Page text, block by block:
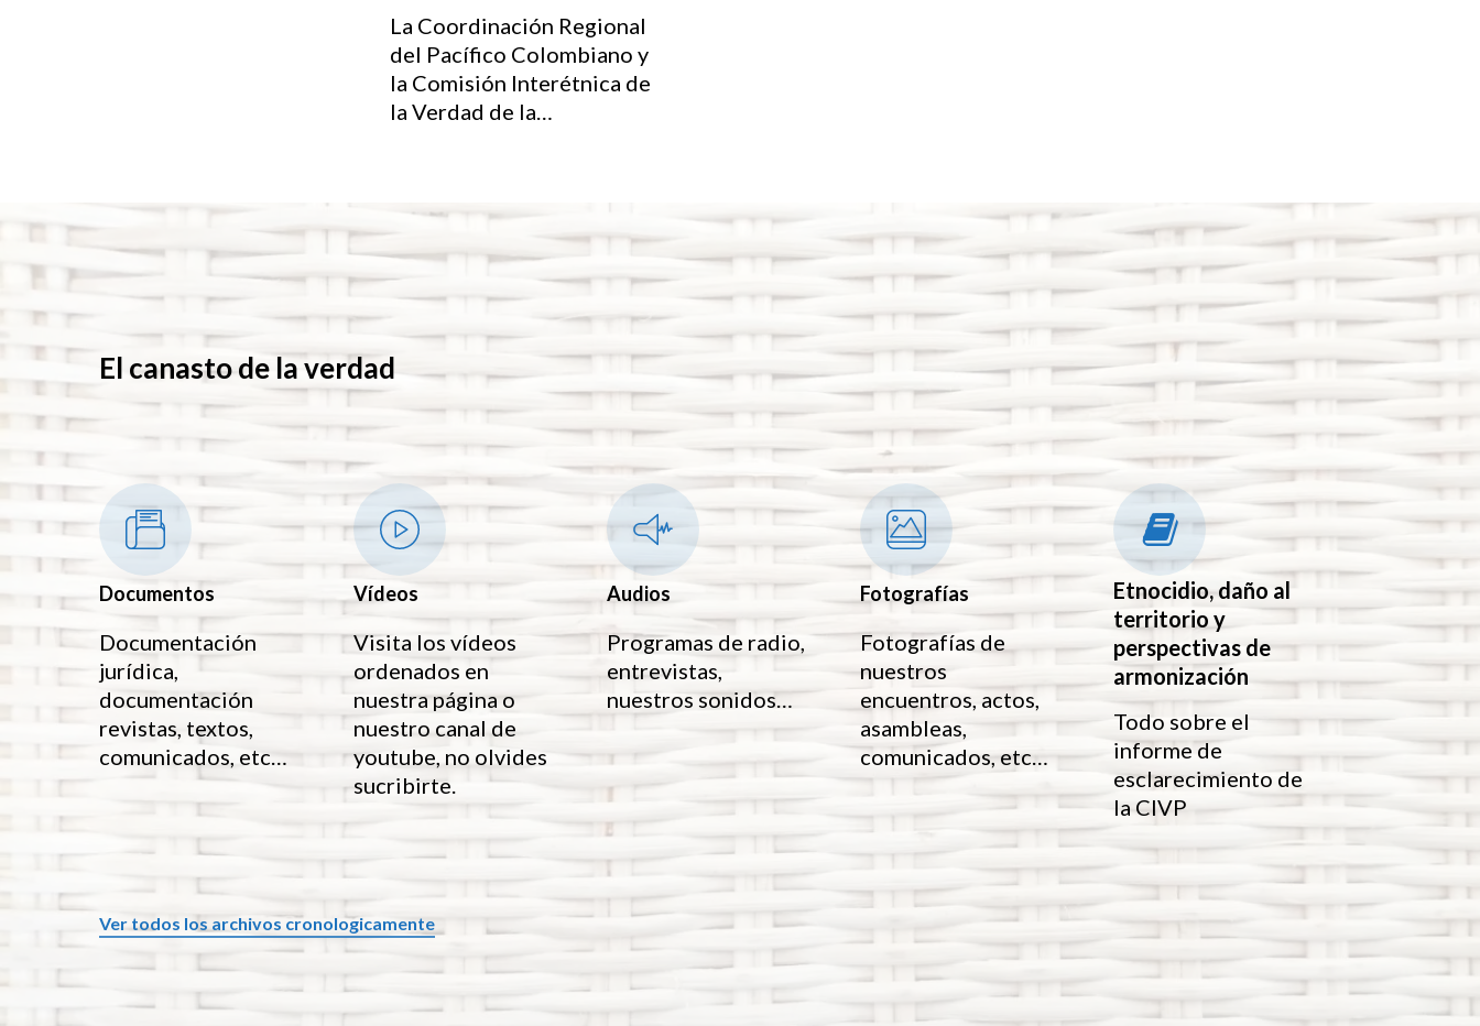
La Coordinación Regional
del Pacífico Colombiano y
la Comisión Interétnica de
la Verdad de la…
El canasto de la verdad
Documentos
Documentación
jurídica,
documentación
revistas, textos,
comunicados, etc…
Vídeos
Visita los vídeos
ordenados en
nuestra página o
nuestro canal de
youtube, no olvides
sucribirte.
Audios
Programas de radio,
entrevistas,
nuestros sonidos…
Fotografías
Fotografías de
nuestros
encuentros, actos,
asambleas,
comunicados, etc…
Etnocidio, daño al
territorio y
perspectivas de
armonización
Todo sobre el
informe de
esclarecimiento de
la CIVP
Ver todos los archivos cronologicamente